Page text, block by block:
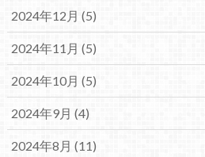
2024年12月 (5)
2024年11月 (5)
2024年10月 (5)
2024年9月 (4)
2024年8月 (11)